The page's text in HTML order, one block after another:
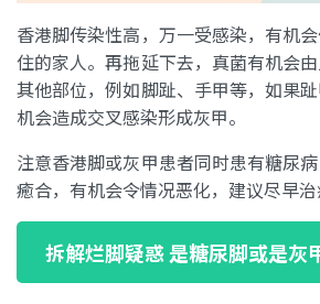
香港脚传染性高，万一受感染，有机
住的家人。再拖延下去，真菌有机会
其他部位，例如脚趾、手甲等，如果
机会造成交叉感染形成灰甲。
注意香港脚或灰甲患者同时患有糖尿
癒合，有机会令情况恶化，建议尽早治
拆解烂脚疑惑 是糖尿脚或是灰